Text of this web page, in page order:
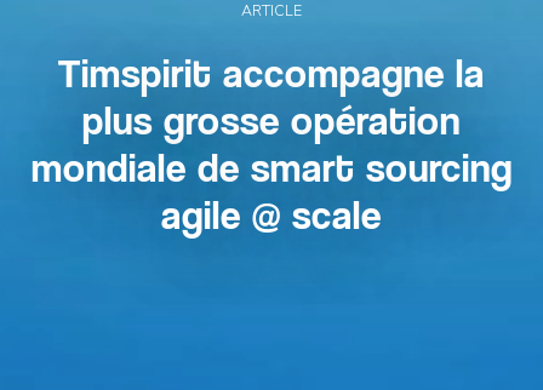
ARTICLE
Timspirit accompagne la
plus grosse opération
mondiale de smart sourcing
agile @ scale